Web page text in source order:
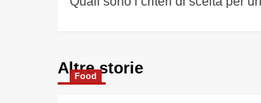
articolo
Altre storie
Food